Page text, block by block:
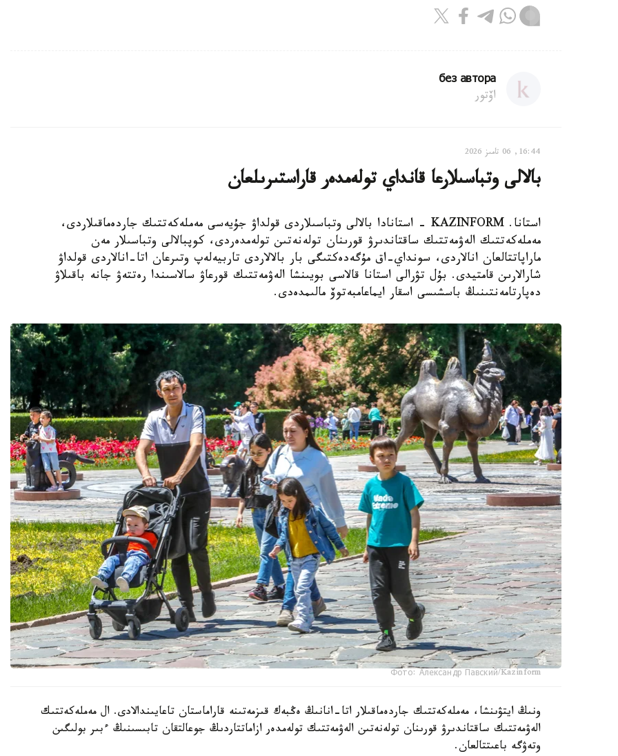
без автора
اۆتور
16:44, 06 تامىز 2026
بالالى وتباسىلارعا قانداي تولەمدەر قاراستىرىلعان
استانا. KAZINFORM - استانادا بالالى وتباسىلاردى قولداۋ جۇيەسى مەملەكەتتىك جاردەماقىلاردى،
مەملەكەتتىك الەۋمەتتىك ساقتاندىرۋ قورىنان تولەنەتىن تولەمدەردى، كوپبالالى وتباسىلار مەن
ماراپاتتالعان انالاردى، سونداي-اق مۇگەدەكتىگى بار بالالاردى تاربيەلەپ وتىرعان اتا-انالاردى قولداۋ
شارالارىن قامتيدى. بۇل تۋرالى استانا قالاسى بويىنشا الەۋمەتتىك قورعاۋ سالاسىندا رەتتەۋ جانە باقىلاۋ
دەپارتامەنتىنىڭ باسشىسى اسقار ايماعامبەتوۆ مالىمدەدى.
Фото: Александр Павский/Kazinform
ونىڭ ايتۋىنشا، مەملەكەتتىك جاردەماقىلار اتا-انانىڭ ەڭبەك قىزمەتىنە قاراماستان تاعايىندالادى. ال مەملەكەتتىك
الەۋمەتتىك ساقتاندىرۋ قورىنان تولەنەتىن الەۋمەتتىك تولەمدەر ازاماتتاردىڭ جوعالتقان تابىسىنىڭ ءبىر بولىگىن
وتەۋگە باعىتتالعان.